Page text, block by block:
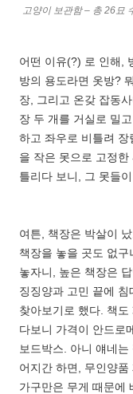
고양이 보관함 – 총 26묘
어떤 이유(?) 로 인해,
방의 용도라면 옷방?
장, 그리고 온갖 잡동
장 두 개를 거실로 밀
하고 좌우로 비틀려
을 작은 못으로 고정
틀리다 보니, 그 못들
여튼, 책장은 박살이
책장을 놓을 곳도 없
놓자니, 높은 책장은
징징양과 고민 끝에
찾아보기로 했다. 책
다보니 가격이 안드로
보드박스. 아니 얘네
어지간 하면, 무인양품
가구만은 무게 때문에